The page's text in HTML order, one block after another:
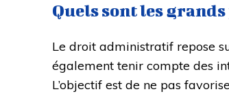
Quels sont les
Le droit administratif repose
également tenir compte des
L’objectif est de ne pas